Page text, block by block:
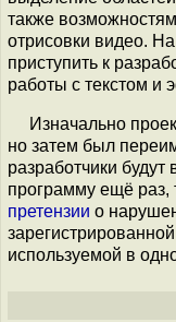
также
отрисовки видео.
приступить к
работы с текстом и
Изначально
но затем был
разработчики
программу ещё раз,
претензии о
используемой в